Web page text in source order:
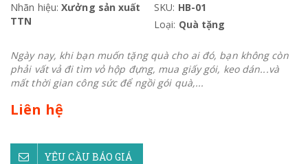
Nhãn hiệu: Xưởng sản xuất
TTN
SKU: HB-01
Loại: Quà tặng
Ngày nay, khi bạn muốn tặng quà cho ai đó, bạn không còn
phải vất vả đi tìm vỏ hộp đựng, mua giấy gói, keo dán...và
mất thời gian công sức để ngồi gói quà,...
Liên hệ
YÊU CẦU BÁO GIÁ